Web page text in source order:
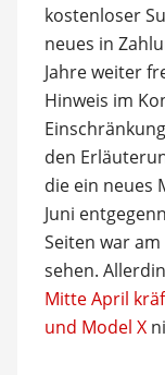
kostenloser
neues in
Jahre weiter
Hinweis im
den
die ein neues
Juni
Seiten war
sehen.
Mitte April
und Model X